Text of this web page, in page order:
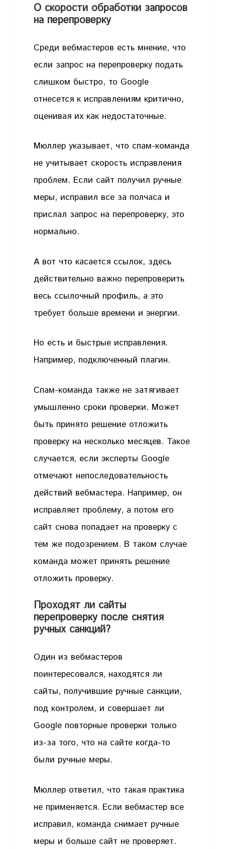
О скорости обработки запросов
на перепроверку
Среди вебмастеров есть мнение, что
если запрос на перепроверку подать
слишком быстро, то Google
отнесется к исправлениям критично,
оценивая их как недостаточные.
Мюллер указывает, что спам-команда
не учитывает скорость исправления
проблем. Если сайт получил ручные
меры, исправил все за полчаса и
прислал запрос на перепроверку, это
нормально.
А вот что касается ссылок, здесь
действительно важно перепроверить
весь ссылочный профиль, а это
требует больше времени и энергии.
Но есть и быстрые исправления.
Например, подключенный плагин.
Спам-команда также не затягивает
умышленно сроки проверки. Может
быть принято решение отложить
проверку на несколько месяцев. Такое
случается, если эксперты Google
отмечают непоследовательность
действий вебмастера. Например, он
исправляет проблему, а потом его
сайт снова попадает на проверку с
тем же подозрением. В таком случае
команда может принять решение
отложить проверку.
Проходят ли сайты
перепроверку после снятия
ручных санкций?
Один из вебмастеров
поинтересовался, находятся ли
сайты, получившие ручные санкции,
под контролем, и совершает ли
Google повторные проверки только
из-за того, что на сайте когда-то
были ручные меры.
Мюллер ответил, что такая практика
не применяется. Если вебмастер все
исправил, команда снимает ручные
меры и больше сайт не проверяет.